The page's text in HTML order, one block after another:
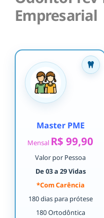
Empresarial
Master PME
Mensal R$ 99,90
Valor por Pessoa
De 03 a 29 Vidas
*Com Carência
180 dias para prótese
180 Ortodôntica